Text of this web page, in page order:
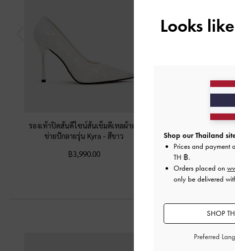
รองเท้าปิดส้นดีไซน์ส้นเข็มดีเทลผ้าตา
ข่ายปักลายรุ่น Kyra-สีขาว
฿3,990.00
-สีขาว
฿3,590.00
Looks
Shop our Thailand
Prices and payment
TH ฿.
Orders placed on
only be delivered
SHOP
Preferred